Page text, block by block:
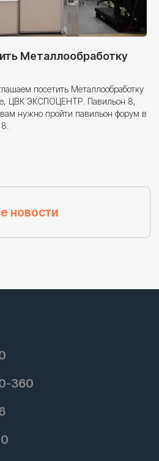
Металлообработку
посетить Металлообработку
ЦВК ЭКСПОЦЕНТР. Павильон 8,
нужно пройти павильон форум в